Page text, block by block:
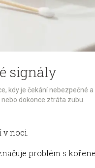
signály
kdy je čekání
dokonce ztráta zubu.
noci.
problém s